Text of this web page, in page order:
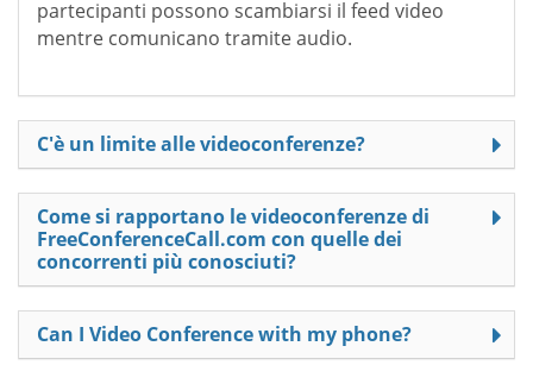
partecipanti possono scambiarsi il feed video
mentre comunicano tramite audio.
C'è un limite alle videoconferenze?
Come si rapportano le videoconferenze di
FreeConferenceCall.com con quelle dei
concorrenti più conosciuti?
Can I Video Conference with my phone?